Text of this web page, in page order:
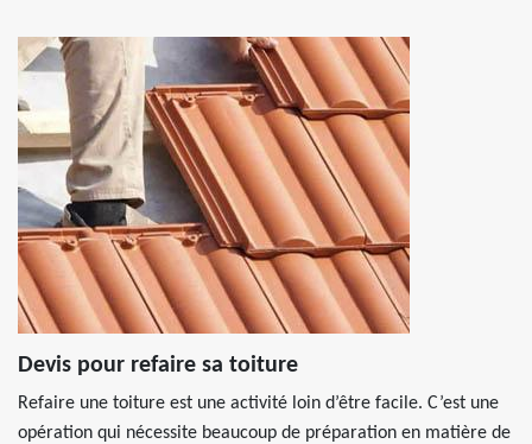
Devis pour refaire sa toiture
Refaire une toiture est une activité loin d’être facile. C’est une
opération qui nécessite beaucoup de préparation en matière de